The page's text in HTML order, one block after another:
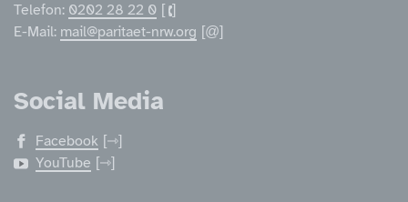
Telefon: 0202 28 22 0
E-Mail: mail@paritaet-nrw.org
Social Media
Facebook
YouTube